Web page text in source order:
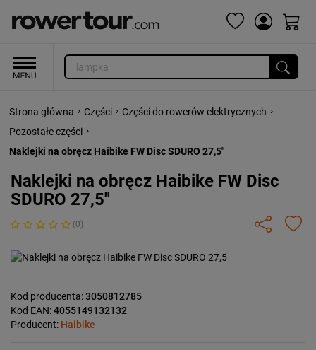
Strona główna › Części › Części do rowerów elektrycznych ›
Pozostałe części ›
Naklejki na obręcz Haibike FW Disc SDURO 27,5"
Naklejki na obręcz Haibike FW Disc
SDURO 27,5"
(0)
Kod producenta:3050812785
Kod EAN:4055149132132
Producent: Haibike